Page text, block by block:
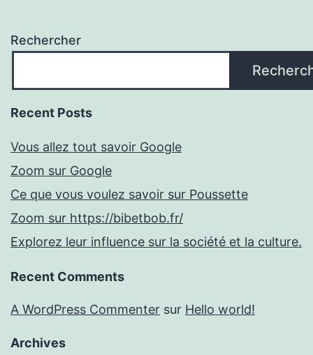
Rechercher
Recent Posts
Vous allez tout savoir Google
Zoom sur Google
Ce que vous voulez savoir sur Poussette
Zoom sur https://bibetbob.fr/
Explorez leur influence sur la société et la culture.
Recent Comments
A WordPress Commenter sur Hello world!
Archives